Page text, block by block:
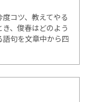
コツ、教えてやる
、俊春はどのよう
句を文章中から四